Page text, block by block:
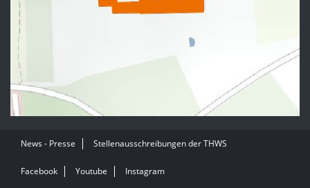
News - Presse Stellenausschreibungen der THWS
Facebook Youtube Instagram